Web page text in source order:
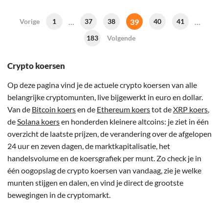
Vorige 1 37 38 39 40 41
183 Volgende
Crypto koersen
Op deze pagina vind je de actuele crypto koersen van alle
belangrijke cryptomunten, live bijgewerkt in euro en dollar.
Van de Bitcoin koersen de Ethereum koerstot deXRP koers,
deSolana koersen honderden kleinere altcoins: je ziet in één
overzicht de laatste prijzen, de verandering over de afgelopen
24 uur en zeven dagen, de marktkapitalisatie, het
handelsvolume en de koersgrafiek per munt. Zo check je in
één oogopslag de crypto koersen van vandaag, zie je welke
munten stijgen en dalen, en vind je direct de grootste
bewegingen in de cryptomarkt.